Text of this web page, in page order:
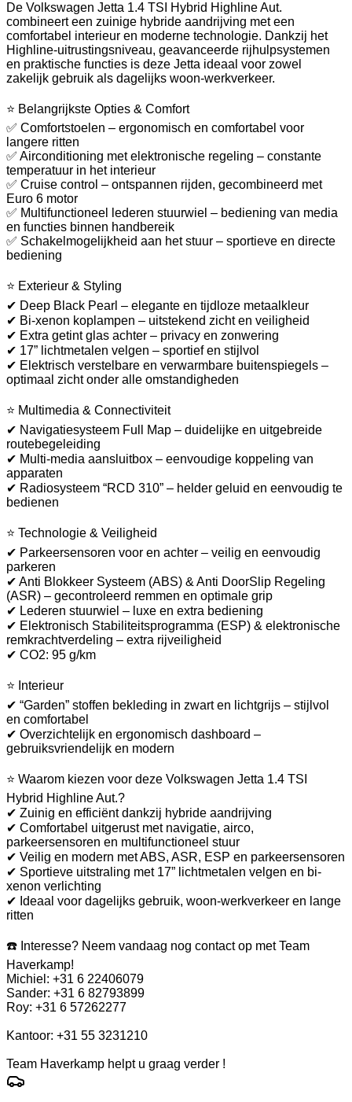
De Volkswagen Jetta 1.4 TSI Hybrid Highline Aut.
combineert een zuinige hybride aandrijving met een
comfortabel interieur en moderne technologie. Dankzij het
Highline-uitrustingsniveau, geavanceerde rijhulpsystemen
en praktische functies is deze Jetta ideaal voor zowel
zakelijk gebruik als dagelijks woon-werkverkeer.
⭐ Belangrijkste Opties & Comfort
✅ Comfortstoelen – ergonomisch en comfortabel voor
langere ritten
✅ Airconditioning met elektronische regeling – constante
temperatuur in het interieur
✅ Cruise control – ontspannen rijden, gecombineerd met
Euro 6 motor
✅ Multifunctioneel lederen stuurwiel – bediening van media
en functies binnen handbereik
✅ Schakelmogelijkheid aan het stuur – sportieve en directe
bediening
⭐ Exterieur & Styling
✔ Deep Black Pearl – elegante en tijdloze metaalkleur
✔ Bi-xenon koplampen – uitstekend zicht en veiligheid
✔ Extra getint glas achter – privacy en zonwering
✔ 17” lichtmetalen velgen – sportief en stijlvol
✔ Elektrisch verstelbare en verwarmbare buitenspiegels –
optimaal zicht onder alle omstandigheden
⭐ Multimedia & Connectiviteit
✔ Navigatiesysteem Full Map – duidelijke en uitgebreide
routebegeleiding
✔ Multi-media aansluitbox – eenvoudige koppeling van
apparaten
✔ Radiosysteem “RCD 310” – helder geluid en eenvoudig te
bedienen
⭐ Technologie & Veiligheid
✔ Parkeersensoren voor en achter – veilig en eenvoudig
parkeren
✔ Anti Blokkeer Systeem (ABS) & Anti DoorSlip Regeling
(ASR) – gecontroleerd remmen en optimale grip
✔ Lederen stuurwiel – luxe en extra bediening
✔ Elektronisch Stabiliteitsprogramma (ESP) & elektronische
remkrachtverdeling – extra rijveiligheid
✔ CO2: 95 g/km
⭐ Interieur
✔ “Garden” stoffen bekleding in zwart en lichtgrijs – stijlvol
en comfortabel
✔ Overzichtelijk en ergonomisch dashboard –
gebruiksvriendelijk en modern
⭐ Waarom kiezen voor deze Volkswagen Jetta 1.4 TSI
Hybrid Highline Aut.?
✔ Zuinig en efficiënt dankzij hybride aandrijving
✔ Comfortabel uitgerust met navigatie, airco,
parkeersensoren en multifunctioneel stuur
✔ Veilig en modern met ABS, ASR, ESP en parkeersensoren
✔ Sportieve uitstraling met 17” lichtmetalen velgen en bi-
xenon verlichting
✔ Ideaal voor dagelijks gebruik, woon-werkverkeer en lange
ritten
☎️ Interesse? Neem vandaag nog contact op met Team
Haverkamp!
Michiel: +31 6 22406079
Sander: +31 6 82793899
Roy: +31 6 57262277
Kantoor: +31 55 3231210
Team Haverkamp helpt u graag verder !